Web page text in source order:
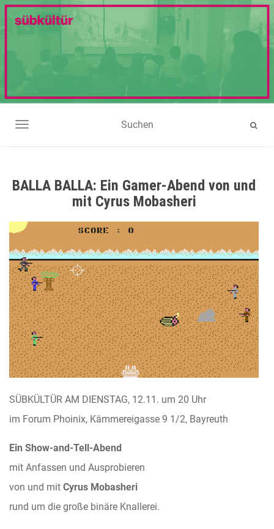
NAVIGATION UMSCHALTEN
BALLA BALLA: Ein Gamer-Abend von und
mit Cyrus Mobasheri
SÜBKÜLTÜR AM DIENSTAG, 12.11. um 20 Uhr
im Forum Phoinix, Kämmereigasse 9 1/2, Bayreuth
Ein Show-and-Tell-Abend
mit Anfassen und Ausprobieren
von und mit Cyrus Mobasheri
rund um die große binäre Knallerei.